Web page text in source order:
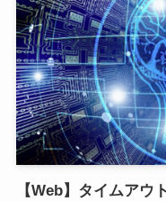
【Web】タイムアウ